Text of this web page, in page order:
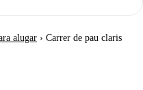
alugar › Carrer de pau claris